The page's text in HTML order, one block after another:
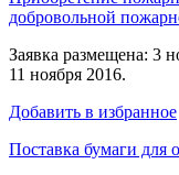
добровольной
Заявка размещена: 3
11 ноября 2016.
Добавить в избранное
Поставка бумаги для